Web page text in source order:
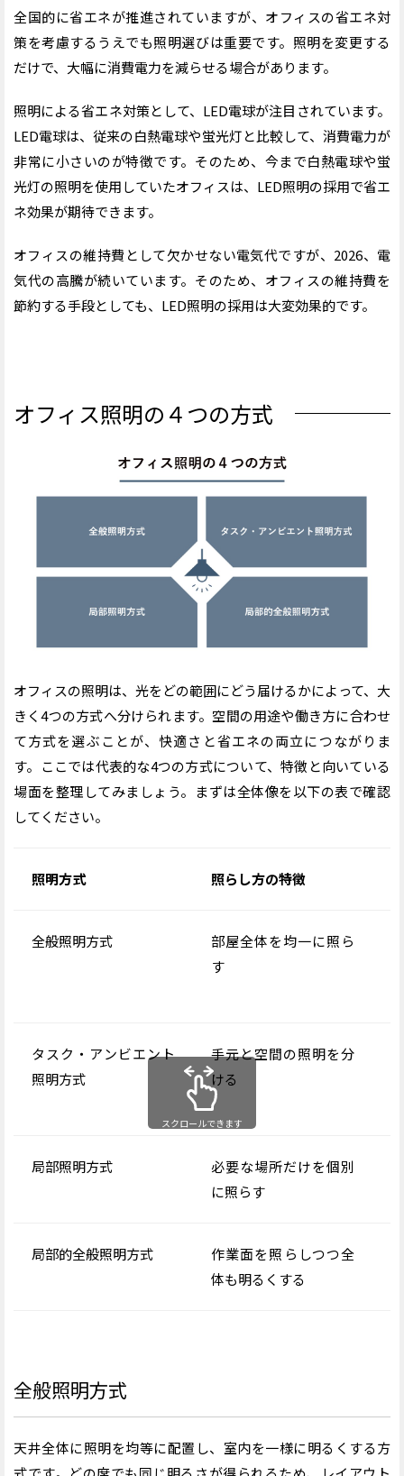
全国的に省エネが推進されていますが、オフィスの省エネ対
策を考慮するうえでも照明選びは重要です。照明を変更する
だけで、大幅に消費電力を減らせる場合があります。
照明による省エネ対策として、 LED電球が注目されています。
LED電球は、従来の白熱電球や蛍光灯と比較して、消費電力が
非常に小さいのが特徴です。そのため、今まで白熱電球や蛍
光灯の照明を使用していたオフィスは、 LED照明の採用で省エ
ネ効果が期待できます。
オフィスの維持費として欠かせない電気代ですが、 2026、電
気代の高騰が続いています。そのため、オフィスの維持費を
節約する手段としても、 LED照明の採用は大変効果的です。
オフィス照明の４つの方式
オフィスの照明は、光をどの範囲にどう届けるかによって、大
きく4つの方式へ分けられます。空間の用途や働き方に合わせ
て方式を選ぶことが、快適さと省エネの両立につながりま
す。 ここでは代表的な4つの方式について、特徴と向いている
場面を整理してみましょう。まずは全体像を以下の表で確認
してください。
照明方式 照らし方の特徴
全般照明方式
部屋全体を均一に照ら
す
タスク・アンビエント
照明方式
手元と空間の照明を分
ける
局部照明方式
必要な場所だけを個別
に照らす
局部的全般照明方式
作業面を照らしつつ全
体も明るくする
スクロールできます
全般照明方式
天井全体に照明を均等に配置し、室内を一様に明るくする方